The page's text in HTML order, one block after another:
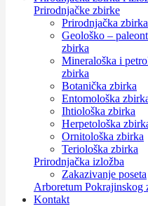
Prirodnjačke zbirke
Prirodnjačka zbirka
Geološko –
zbirka
Mineraloška i
zbirka
Botanička zbirka
Entomološka
Ihtiološka zbirka
Herpetološka
Ornitološka zbirka
Teriološka zbirka
Prirodnjačka izložba
Zakazivanje poseta
Arboretum Pokrajinskog
Kontakt